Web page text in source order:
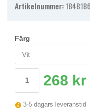
Artikelnummer:1848186
Färg
268 kr
3-5 dagars leveranstid